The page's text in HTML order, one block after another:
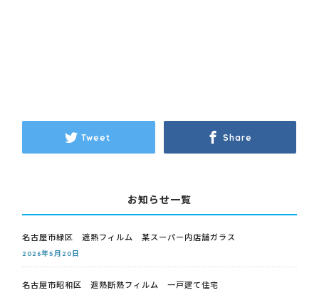
Tweet Share
お知らせ一覧
名古屋市緑区 遮熱フィルム 某スーパー内店舗ガラス
2026年5月20日
名古屋市昭和区 遮熱断熱フィルム 一戸建て住宅